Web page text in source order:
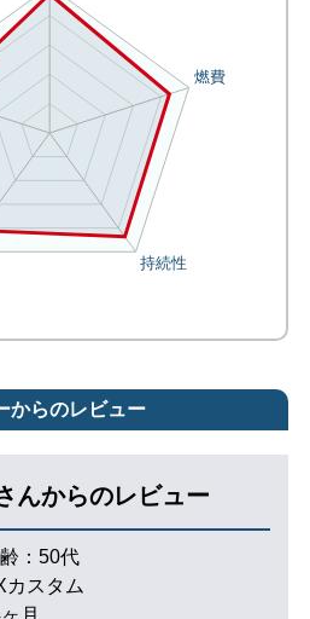
からのレビュー
んからのレビュー
： 50代
カスタム
月